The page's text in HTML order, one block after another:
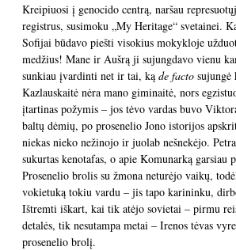
Kreipiuosi į genocido centrą, naršau
registrus, susimoku „My Heritage“ svetainei.
Sofijai būdavo piešti visokius mokykloje
medžius! Mane ir Aušrą ji sujungdavo vienu
sunkiau įvardinti net ir tai, ką de facto sujungė
Kazlauskaitė nėra mano giminaitė, nors
įtartinas požymis – jos tėvo vardas buvo
baltų dėmių, po prosenelio Jono istorijos
niekas nieko nežinojo ir juolab nešnekėjo.
sukurtas kenotafas, o apie Komunarką garsiau
Prosenelio brolis su žmona neturėjo vaikų,
vokietuką tokiu vardu – jis tapo karininku,
Ištremti iškart, kai tik atėjo sovietai – pirmu
detalės, tik nesutampa metai – Irenos tėvas
prosenelio brolį.